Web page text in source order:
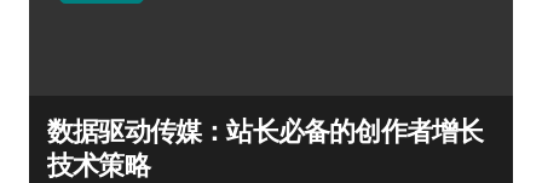
数据驱动传媒：站长必备的创作者增长
技术策略